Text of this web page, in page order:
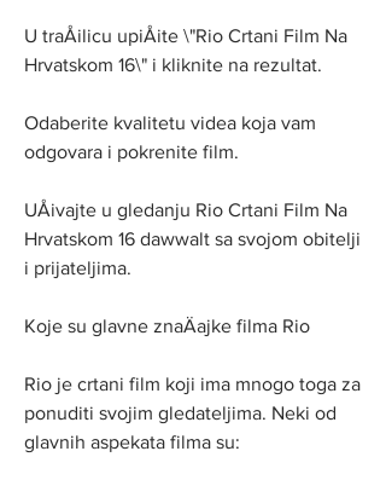
U traÅilicu upiÅite \"Rio Crtani Film Na
Hrvatskom 16\" i kliknite na rezultat.
Odaberite kvalitetu videa koja vam
odgovara i pokrenite film.
UÅivajte u gledanju Rio Crtani Film Na
Hrvatskom 16 dawwalt sa svojom obitelji
i prijateljima.
Koje su glavne znaÄajke filma Rio
Rio je crtani film koji ima mnogo toga za
ponuditi svojim gledateljima. Neki od
glavnih aspekata filma su: